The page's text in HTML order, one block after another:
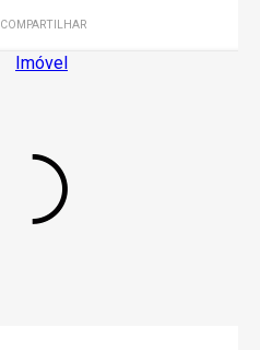
COMPARTILHAR